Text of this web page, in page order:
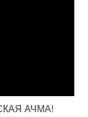
АЧМА!